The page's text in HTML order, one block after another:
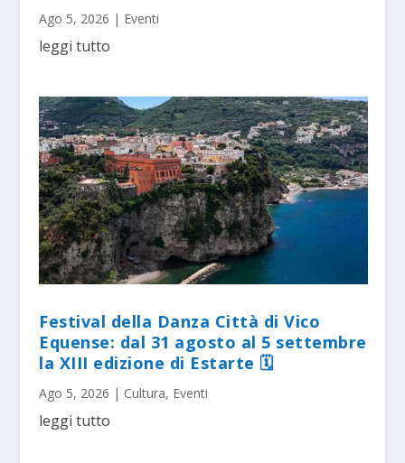
Ago 5, 2026 | Eventi
leggi tutto
Festival della Danza Città di Vico
Equense: dal 31 agosto al 5 settembre
la XIII edizione di Estarte 🗓
Ago 5, 2026 | Cultura, Eventi
leggi tutto